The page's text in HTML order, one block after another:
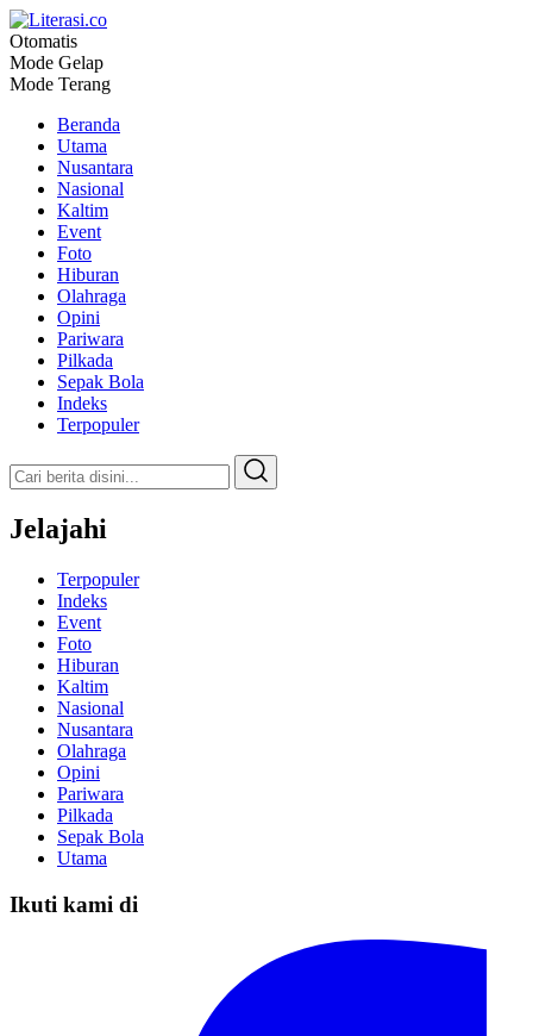
Literasi.co
Pilar Informasi
Otomatis
Mode Gelap
Mode Terang
Beranda
Utama
Nusantara
Nasional
Kaltim
Event
Foto
Hiburan
Olahraga
Opini
Pariwara
Pilkada
Sepak Bola
Indeks
Terpopuler
Jelajahi
Terpopuler
Indeks
Event
Foto
Hiburan
Kaltim
Nasional
Nusantara
Olahraga
Opini
Pariwara
Pilkada
Sepak Bola
Utama
Ikuti kami di